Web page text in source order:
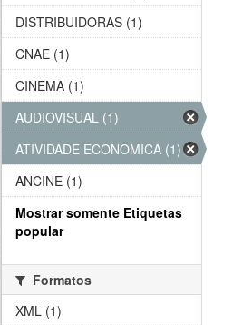
DISTRIBUIDORAS (1)
CNAE (1)
CINEMA (1)
AUDIOVISUAL (1)
ATIVIDADE ECONÔMICA (1)
ANCINE (1)
Mostrar somente Etiquetas
popular
Formatos
XML (1)